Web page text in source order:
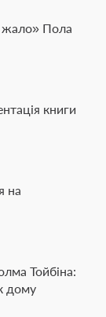
Пола
книги
на
Тойбіна:
дому